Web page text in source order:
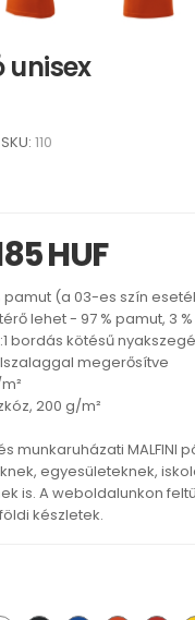
unisex
SKU: 110
HUF
pamut (a 03-es szín
lehet - 97 % pamut, 3
bordás kötésű
megerősítve
200 g/m²
munkaruházati MALFINI
egyesületeknek,
is. A weboldalunkon
készletek.